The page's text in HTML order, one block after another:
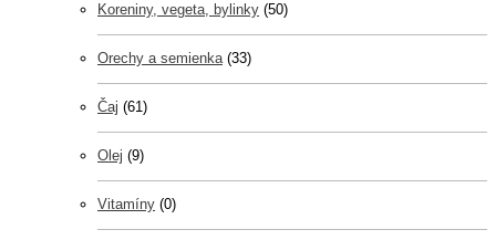
Koreniny, vegeta, bylinky (50)
Orechy a semienka (33)
Čaj (61)
Olej (9)
Vitamíny (0)